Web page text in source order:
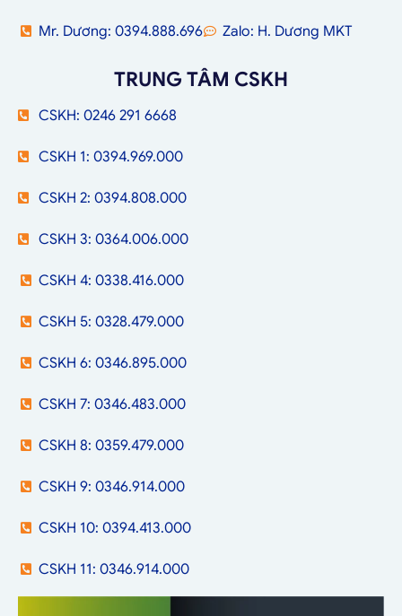
Mr. Dương: 0394.888.696 Zalo: H. Dương MKT
TRUNG TÂM CSKH
CSKH: 0246 291 6668
CSKH 1: 0394.969.000
CSKH 2: 0394.808.000
CSKH 3: 0364.006.000
CSKH 4: 0338.416.000
CSKH 5: 0328.479.000
CSKH 6: 0346.895.000
CSKH 7: 0346.483.000
CSKH 8: 0359.479.000
CSKH 9: 0346.914.000
CSKH 10: 0394.413.000
CSKH 11: 0346.914.000